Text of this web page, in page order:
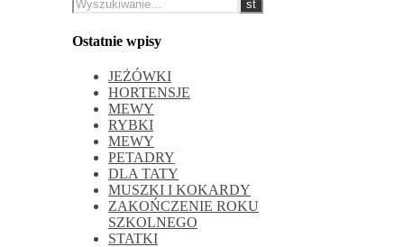
Ostatnie wpisy
JEŻÓWKI
HORTENSJE
MEWY
RYBKI
MEWY
PETADRY
DLA TATY
MUSZKI I KOKARDY
ZAKOŃCZENIE ROKU
SZKOLNEGO
STATKI